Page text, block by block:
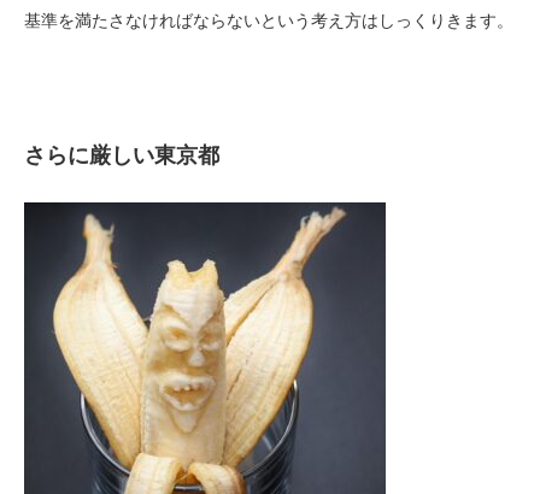
基準を満たさなければならないという考え方はしっくりきます。
さらに厳しい東京都